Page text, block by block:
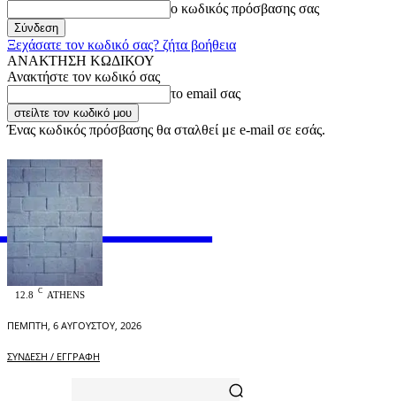
ο κωδικός πρόσβασης σας
Ξεχάσατε τον κωδικό σας? ζήτα βοήθεια
ΑΝΑΚΤΗΣΗ ΚΩΔΙΚΟΥ
Ανακτήστε τον κωδικό σας
το email σας
Ένας κωδικός πρόσβασης θα σταλθεί με e-mail σε εσάς.
OFFICIAL
12.8 C ATHENS
ΠΈΜΠΤΗ, 6 ΑΥΓΟΎΣΤΟΥ, 2026
ΣΎΝΔΕΣΗ / ΕΓΓΡΑΦΉ